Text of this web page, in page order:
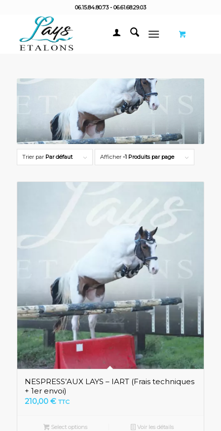
06.15.84.80.73 - 06.61.68.29.03
Trier par Par défaut Afficher -1 Produits par page
NESPRESS’AUX LAYS – IART (Frais techniques
+ 1er envoi)
210,00 € TTC
Select options Voir les détails